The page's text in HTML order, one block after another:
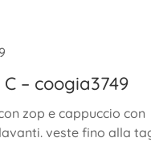
C – coogia3749
zop e cappuccio con
veste fino alla